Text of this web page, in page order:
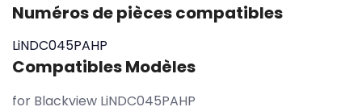
Numéros de pièces compatibles
LiNDC045PAHP
Compatibles Modèles
for Blackview LiNDC045PAHP